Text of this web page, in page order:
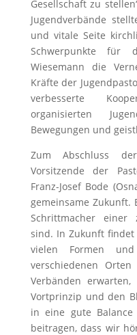
Gesellschaft zu
Jugendverbände
und vitale Seite
Schwerpunkte für
Wiesemann die
Kräfte der
verbesserte
organisierten
Bewegungen und
Zum Abschluss
Vorsitzende der
Franz-Josef Bode
gemeinsame Zukunft.
Schrittmacher einer
sind. In Zukunft findet
vielen Formen
verschiedenen
Verbänden
Vortprinzip und den
in eine gute
beitragen, dass wir